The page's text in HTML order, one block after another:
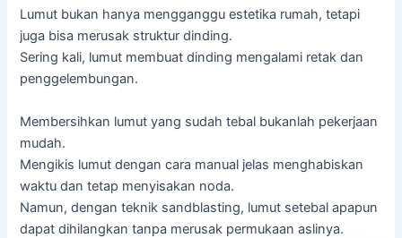
Lumut bukan hanya mengganggu estetika rumah, tetapi
juga bisa merusak struktur dinding.
Sering kali, lumut membuat dinding mengalami retak dan
penggelembungan.
Membersihkan lumut yang sudah tebal bukanlah pekerjaan
mudah.
Mengikis lumut dengan cara manual jelas menghabiskan
waktu dan tetap menyisakan noda.
Namun, dengan teknik sandblasting, lumut setebal apapun
dapat dihilangkan tanpa merusak permukaan aslinya.